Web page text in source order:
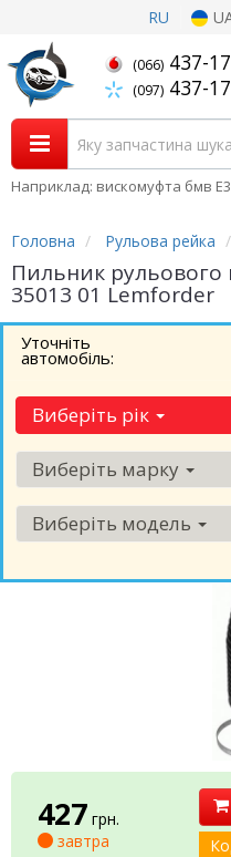
RU
(066) 437-
(097) 437-
Наприклад: вискомуфта бмв
Головна Рульова рейка
Пильник рульового
35013 01 Lemforder
Уточніть
автомобіль:
Виберіть рік
Виберіть марку
Виберіть модель
427 грн.
завтра